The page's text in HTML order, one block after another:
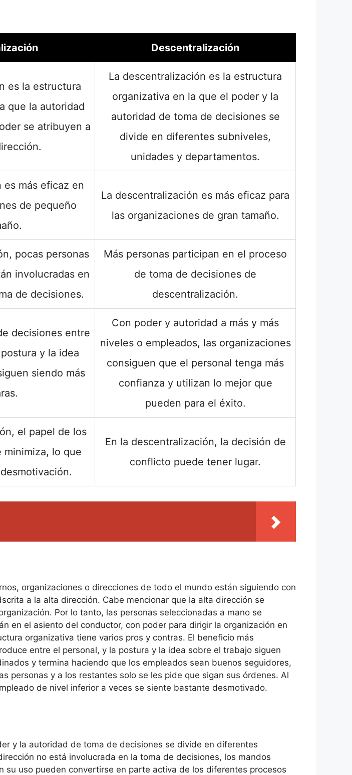
Descentralización
es la estructura
que la autoridad
se atribuyen a
La descentralización es la estructura
organizativa en la que el poder y la
autoridad de toma de decisiones se
divide en diferentes subniveles,
unidades y departamentos.
es más eficaz en
de pequeño
La descentralización es más eficaz para
las organizaciones de gran tamaño.
pocas personas
involucradas en
de decisiones.
Más personas participan en el proceso
de toma de decisiones de
descentralización.
decisiones entre
y la idea
siendo más
Con poder y autoridad a más y más
niveles o empleados, las organizaciones
consiguen que el personal tenga más
confianza y utilizan lo mejor que
pueden para el éxito.
el papel de los
minimiza, lo que
En la descentralización, la decisión de
conflicto puede tener lugar.
organizaciones o direcciones de todo el mundo están siguiendo con
a la alta dirección. Cabe mencionar que la alta dirección se
Por lo tanto, las personas seleccionadas a mano se
en el asiento del conductor, con poder para dirigir la organización en
organizativa tiene varios pros y contras. El beneficio más
entre el personal, y la postura y la idea sobre el trabajo siguen
y termina haciendo que los empleados sean buenos seguidores,
personas y a los restantes solo se les pide que sigan sus órdenes. Al
de nivel inferior a veces se siente bastante desmotivado.
y la autoridad de toma de decisiones se divide en diferentes
no está involucrada en la toma de decisiones, los mandos
uso pueden convertirse en parte activa de los diferentes procesos